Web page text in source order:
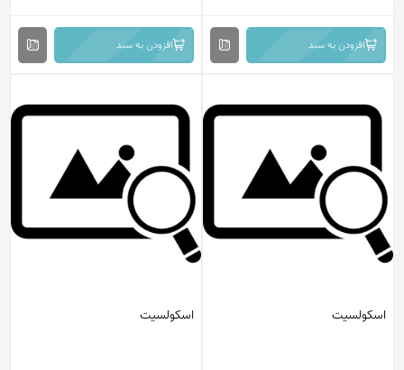
افزودن به سبد افزودن به سبد
اسکولسیت اسکولسیت